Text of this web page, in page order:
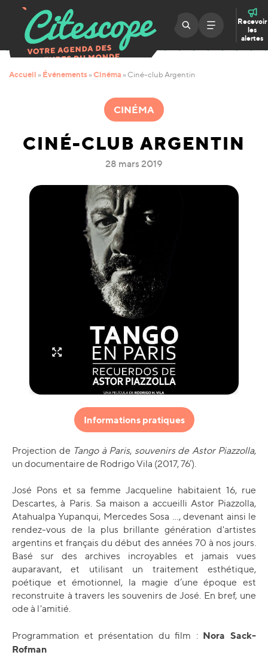
Recevoir
les
alertes
Accueil » Événements » Cinéma » Ciné-club Argentin
CINÉMA
CINÉ-CLUB ARGENTIN
28 mars 2019
Informations pratiques
Projection de Tango à Paris, souvenirs de Astor Piazzolla,
un documentaire de Rodrigo Vila (2017, 76’).
José Pons et sa femme Jacqueline habitaient 16, rue
Descartes, à Paris. Sa maison a accueilli Astor Piazzolla,
Atahualpa Yupanqui, Mercedes Sosa ..., devenant ainsi le
rendez-vous de la plus brillante génération d'artistes
argentins et français du début des années 70 à nos jours.
Basé sur des archives incroyables et jamais vues
auparavant, et utilisant un traitement esthétique,
poétique et émotionnel, la magie d’une époque est
reconstruite à travers les souvenirs de José. En bref, une
ode à l'amitié.
Programmation et présentation du film : Nora Sack-
Rofman